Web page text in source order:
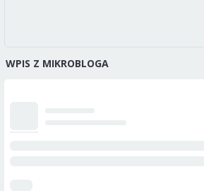
WPIS Z MIKROBLOGA